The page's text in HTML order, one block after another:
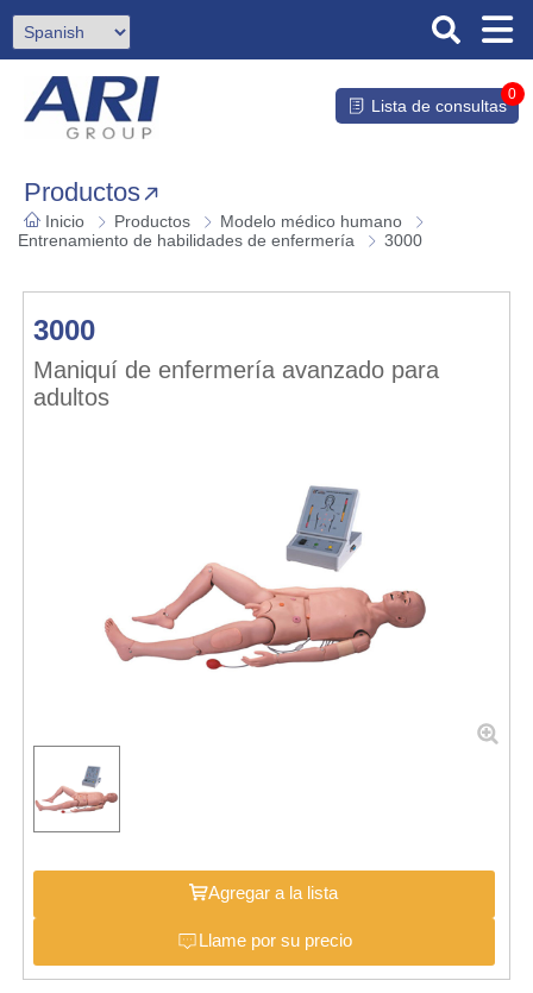
Lista de consultas
0
Productos
Inicio Productos
Modelo médico humano
Entrenamiento de habilidades de enfermería
3000
3000
Maniquí de enfermería avanzado para
adultos
Agregar a la lista
Llame por su precio